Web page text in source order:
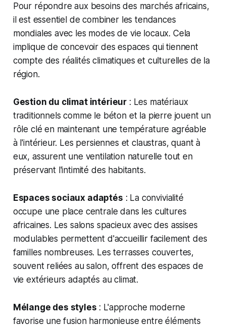
Pour répondre aux besoins des marchés africains,
il est essentiel de combiner les tendances
mondiales avec les modes de vie locaux. Cela
implique de concevoir des espaces qui tiennent
compte des réalités climatiques et culturelles de la
région.
Gestion du climat intérieur : Les matériaux
traditionnels comme le béton et la pierre jouent un
rôle clé en maintenant une température agréable
à l'intérieur. Les persiennes et claustras, quant à
eux, assurent une ventilation naturelle tout en
préservant l'intimité des habitants.
Espaces sociaux adaptés : La convivialité
occupe une place centrale dans les cultures
africaines. Les salons spacieux avec des assises
modulables permettent d'accueillir facilement des
familles nombreuses. Les terrasses couvertes,
souvent reliées au salon, offrent des espaces de
vie extérieurs adaptés au climat.
Mélange des styles : L'approche moderne
favorise une fusion harmonieuse entre éléments